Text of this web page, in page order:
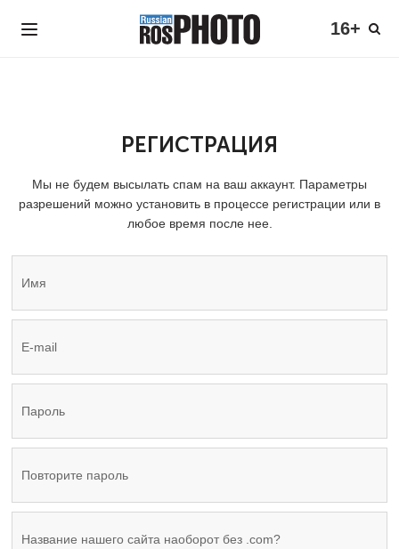
16+
РЕГИСТРАЦИЯ
Мы не будем высылать спам на ваш аккаунт. Параметры
разрешений можно установить в процессе регистрации или в
любое время после нее.